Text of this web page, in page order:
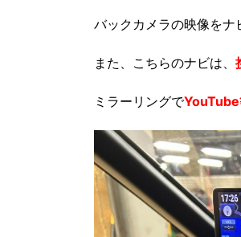
バックカメラの映像をナ
また、こちらのナビは、
ミラーリングでYouTube